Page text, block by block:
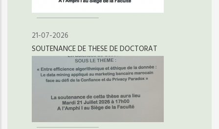
21-07-2026
SOUTENANCE DE THESE DE DOCTORAT